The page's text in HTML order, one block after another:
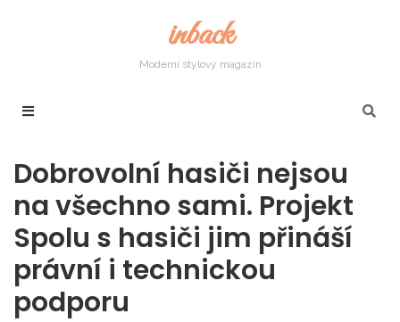
inback
Moderní stylový magazín
Dobrovolní hasiči nejsou
na všechno sami. Projekt
Spolu s hasiči jim přináší
právní i technickou
podporu